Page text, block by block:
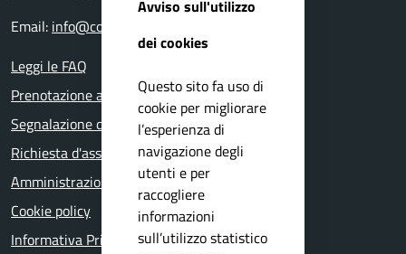
Email: info@comune.roevolciano.bs.it
Leggi le FAQ
Prenotazione appuntamento
Segnalazione disservizio
Richiesta d'assistenza
Amministrazione trasparente
Cookie policy
Informativa Privacy
Avviso sull'utilizzo
dei cookies
Questo sito fa uso di
cookie per migliorare
l’esperienza di
navigazione degli
utenti e per
raccogliere
informazioni
sull’utilizzo statistico